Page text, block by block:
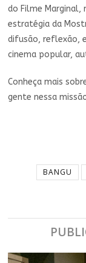
do Filme Marginal,
estratégia da
difusão, reflexão,
cinema popular,
Conheça mais
gente nessa
BANGU